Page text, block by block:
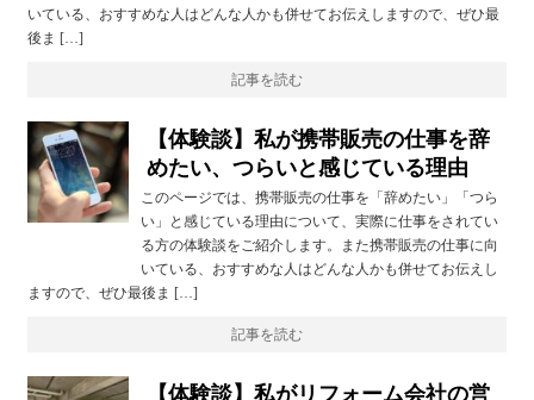
いている、おすすめな人はどんな人かも併せてお伝えしますので、ぜひ最
後ま […]
記事を読む
【体験談】私が携帯販売の仕事を辞
めたい、つらいと感じている理由
このページでは、携帯販売の仕事を「辞めたい」「つら
い」と感じている理由について、実際に仕事をされてい
る方の体験談をご紹介します。また携帯販売の仕事に向
いている、おすすめな人はどんな人かも併せてお伝えし
ますので、ぜひ最後ま […]
記事を読む
【体験談】私がリフォーム会社の営